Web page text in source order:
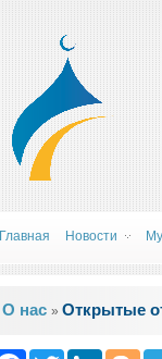
Главная Новости
Вы здесь
О нас » Открытые